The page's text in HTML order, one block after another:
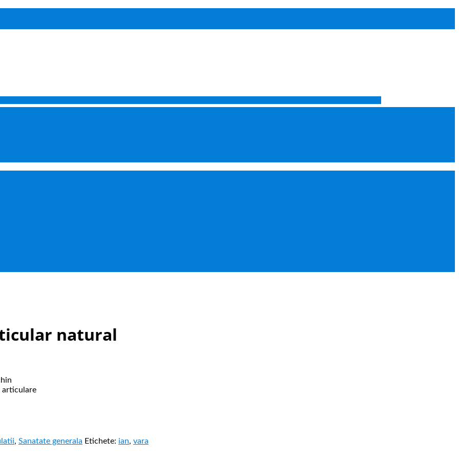
natural
articulare
, Sanatate generala Etichete: ian, vara